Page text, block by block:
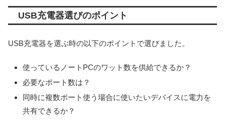
USB充電器選びのポイント
USB充電器を選ぶ時の以下のポイントで選びました。
使っているノートPCのワット数を供給できるか？
必要なポート数は？
同時に複数ポート使う場合に使いたいデバイスに電力を
共有できるか？